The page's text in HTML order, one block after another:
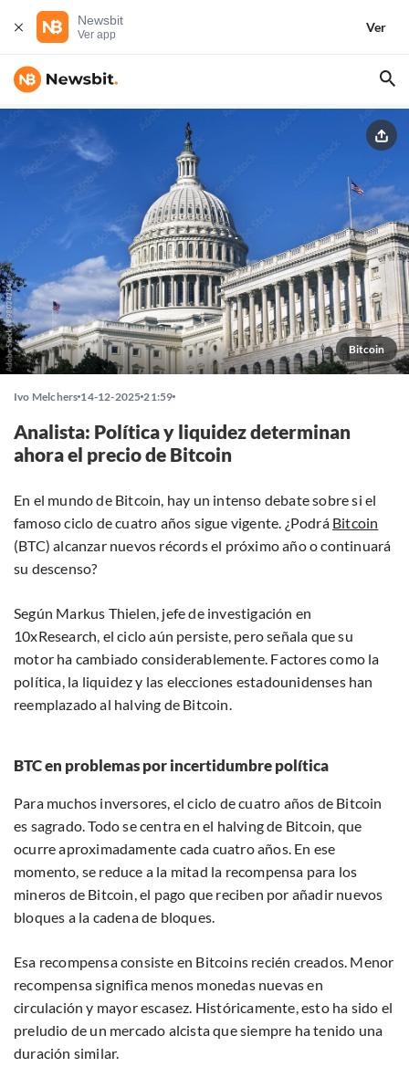
Newsbit
Ver app
Ver
Bitcoin
Ivo Melchers 14-12-2025 21:59
Analista: Política y liquidez determinan
ahora el precio de Bitcoin
En el mundo de Bitcoin, hay un intenso debate sobre si el
famoso ciclo de cuatro años sigue vigente. ¿Podrá Bitcoin
(BTC) alcanzar nuevos récords el próximo año o continuará
su descenso?
Según Markus Thielen, jefe de investigación en
10xResearch, el ciclo aún persiste, pero señala que su
motor ha cambiado considerablemente. Factores como la
política, la liquidez y las elecciones estadounidenses han
reemplazado al halving de Bitcoin.
BTC en problemas por incertidumbre política
Para muchos inversores, el ciclo de cuatro años de Bitcoin
es sagrado. Todo se centra en el halving de Bitcoin, que
ocurre aproximadamente cada cuatro años. En ese
momento, se reduce a la mitad la recompensa para los
mineros de Bitcoin, el pago que reciben por añadir nuevos
bloques a la cadena de bloques.
Esa recompensa consiste en Bitcoins recién creados. Menor
recompensa significa menos monedas nuevas en
circulación y mayor escasez. Históricamente, esto ha sido el
preludio de un mercado alcista que siempre ha tenido una
duración similar.